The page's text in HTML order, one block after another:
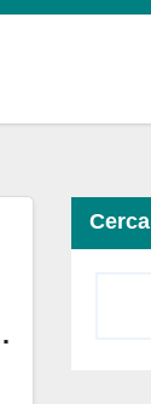
Cerca